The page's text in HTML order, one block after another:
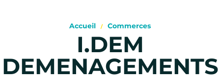
Accueil Commerces
I.DEM
DEMENAGEMENTS